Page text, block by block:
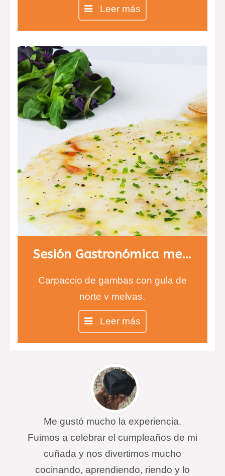
Leer más
Sesión Gastronómica menú 1
Carpaccio de gambas con gula de
norte y melvas.
Entrecot con salsa de queso
infusionada con tomillo y risotto de
ceps.
Chesse cake en copa
Leer más
Me gustó mucho la experiencia.
Fuimos a celebrar el cumpleaños de mi
cuñada y nos divertimos mucho
cocinando, aprendiendo, riendo y lo